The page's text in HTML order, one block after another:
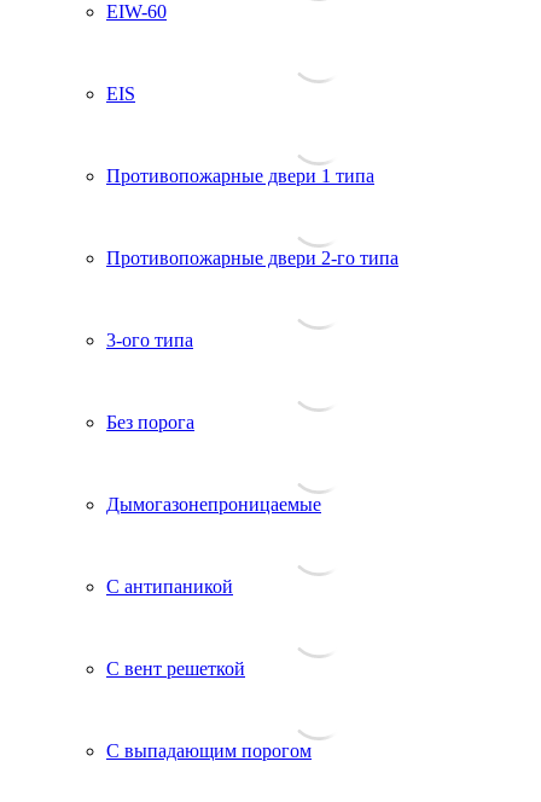
EIW-60
EIS
Противопожарные двери 1 типа
Противопожарные двери 2-го типа
3-ого типа
Без порога
Дымогазонепроницаемые
С антипаникой
С вент решеткой
С выпадающим порогом